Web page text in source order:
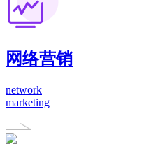
网络营销
network
marketing